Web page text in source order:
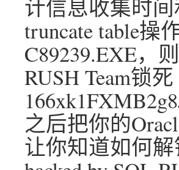
计信息收集时
truncate table
C89239.EXE，
RUSH Team锁
之后把你的
让你知道如何解